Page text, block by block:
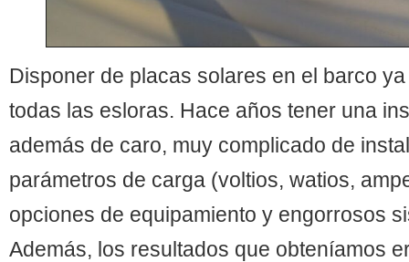
Disponer de placas solares en el barco
todas las esloras. Hace años tener una
además de caro, muy complicado de
parámetros de carga (voltios, watios,
opciones de equipamiento y engorrosos
Además, los resultados que obteníamos